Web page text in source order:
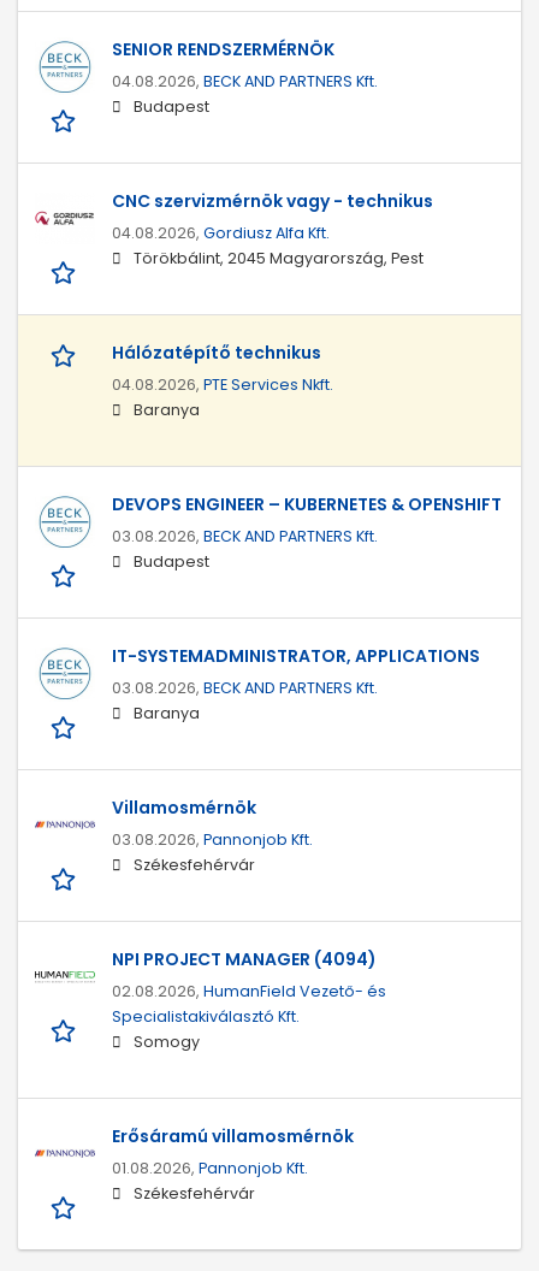
SENIOR RENDSZERMÉRNÖK
04.08.2026, BECK AND PARTNERS Kft.
Budapest
CNC szervizmérnök vagy - technikus
04.08.2026, Gordiusz Alfa Kft.
Törökbálint, 2045 Magyarország, Pest
Hálózatépítő technikus
04.08.2026, PTE Services Nkft.
Baranya
DEVOPS ENGINEER – KUBERNETES & OPENSHIFT
03.08.2026, BECK AND PARTNERS Kft.
Budapest
IT-SYSTEMADMINISTRATOR, APPLICATIONS
03.08.2026, BECK AND PARTNERS Kft.
Baranya
Villamosmérnök
03.08.2026, Pannonjob Kft.
Székesfehérvár
NPI PROJECT MANAGER (4094)
02.08.2026, HumanField Vezető- és
Specialistakiválasztó Kft.
Somogy
Erősáramú villamosmérnök
01.08.2026, Pannonjob Kft.
Székesfehérvár